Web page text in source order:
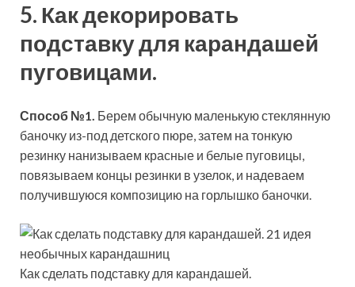
5. Как декорировать
подставку для карандашей
пуговицами.
Способ №1. Берем обычную маленькую стеклянную
баночку из-под детского пюре, затем на тонкую
резинку нанизываем красные и белые пуговицы,
повязываем концы резинки в узелок, и надеваем
получившуюся композицию на горлышко баночки.
Как сделать подставку для карандашей.